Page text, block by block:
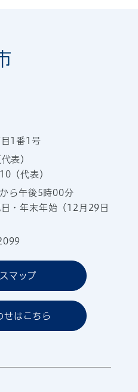
1番1号
代表）
（代表）
から午後5時00分
・年末年始（12月29日
マップ
せはこちら